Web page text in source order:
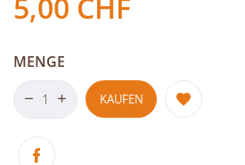
MENGE
KAUFEN